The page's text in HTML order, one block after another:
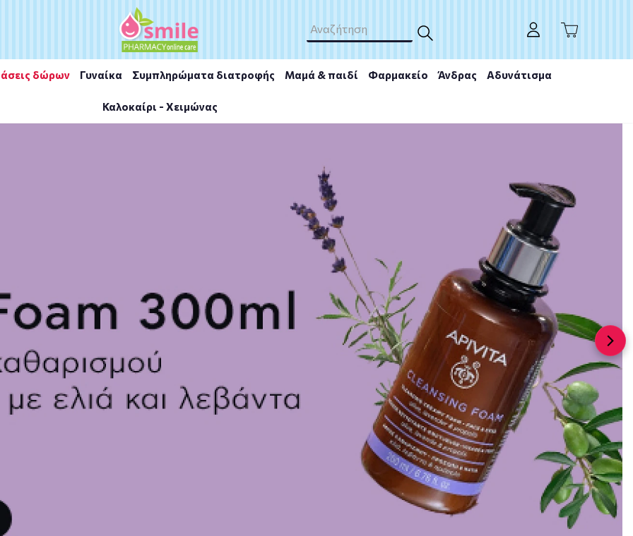
δώρων Γυναίκα Συμπληρώματα διατροφής Μαμά & παιδί Φαρμακείο Άνδρας Αδυνάτισμα
Καλοκαίρι - Χειμώνας
Κρέμα Προσώπου Νυκτός 40ml